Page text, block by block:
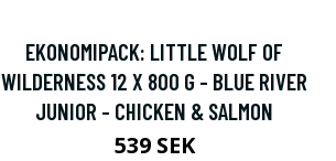
EKONOMIPACK: LITTLE WOLF OF
WILDERNESS 12 X 800 G - BLUE RIVER
JUNIOR - CHICKEN & SALMON
539 SEK